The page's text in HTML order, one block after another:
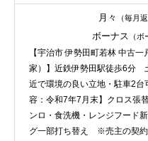
月々 （毎月
ボーナス （ボ
【宇治市 伊勢田町若林 中古
家）】近鉄伊勢田駅徒歩6
近で環境の良い立地・駐車2
容：令和7年7月末】クロス張
ンロ・食洗機・レンジフード
グ一部打ち替え ※売主の契